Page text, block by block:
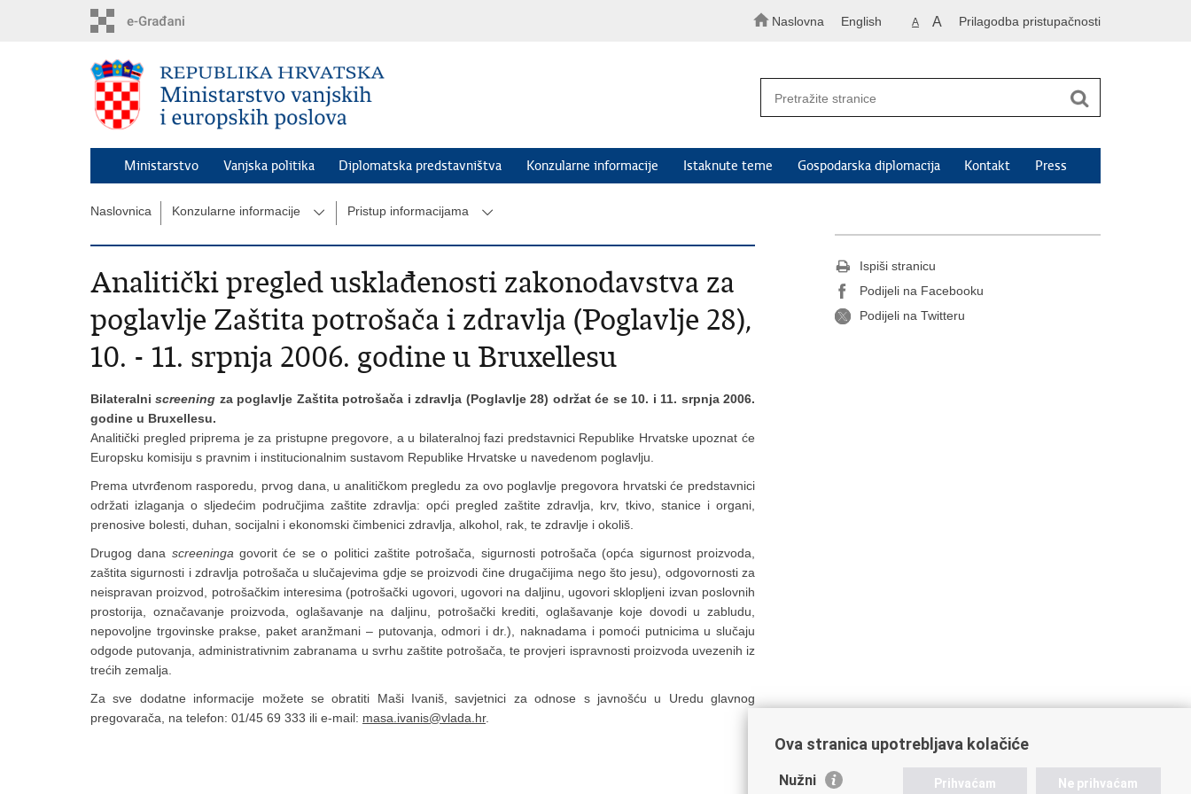
Naslovna English A A Prilagodba pristupačnosti
Ministarstvo Vanjska politika Diplomatska predstavništva Konzularne informacije Istaknute teme Gospodarska diplomacija Kontakt Press
Naslovnica Konzularne informacije Pristup informacijama
Analitički pregled usklađenosti zakonodavstva za
poglavlje Zaštita potrošača i zdravlja (Poglavlje 28),
10. - 11. srpnja 2006. godine u Bruxellesu
Bilateralniscreening za poglavlje Zaštita potrošača i zdravlja (Poglavlje 28) održat će se 10. i 11. srpnja 2006.
godine u Bruxellesu.
Analitički pregled priprema je za pristupne pregovore, a u bilateralnoj fazi predstavnici Republike Hrvatske upoznat će
Europsku komisiju s pravnim i institucionalnim sustavom Republike Hrvatske u navedenom poglavlju.
Prema utvrđenom rasporedu, prvog dana, u analitičkom pregledu za ovo poglavlje pregovora hrvatski će predstavnici
održati izlaganja o sljedećim područjima zaštite zdravlja: opći pregled zaštite zdravlja, krv, tkivo, stanice i organi,
prenosive bolesti, duhan, socijalni i ekonomski čimbenici zdravlja, alkohol, rak, te zdravlje i okoliš.
Drugog dana screeninga govorit će se o politici zaštite potrošača, sigurnosti potrošača (opća sigurnost proizvoda,
zaštita sigurnosti i zdravlja potrošača u slučajevima gdje se proizvodi čine drugačijima nego što jesu), odgovornosti za
neispravan proizvod, potrošačkim interesima (potrošački ugovori, ugovori na daljinu, ugovori sklopljeni izvan poslovnih
prostorija, označavanje proizvoda, oglašavanje na daljinu, potrošački krediti, oglašavanje koje dovodi u zabludu,
nepovoljne trgovinske prakse, paket aranžmani – putovanja, odmori i dr.), naknadama i pomoći putnicima u slučaju
odgode putovanja, administrativnim zabranama u svrhu zaštite potrošača, te provjeri ispravnosti proizvoda uvezenih iz
trećih zemalja.
Za sve dodatne informacije možete se obratiti Maši Ivaniš, savjetnici za odnose s javnošću u Uredu glavnog
pregovarača, na telefon: 01/45 69 333 ili e-mail: masa.ivanis@vlada.hr.
Ispiši stranicu
Podijeli na Facebooku
Podijeli na Twitteru
Ova stranica upotrebljava kolačiće
Nužni Prihvaćam Ne prihvaćam